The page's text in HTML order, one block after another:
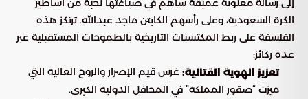
إلى رسالة معنوية عميقة ساهم في صياغتها نخبة من أساطير
الكرة السعودية، وعلى رأسهم الكابتن ماجد عبدالله. ترتكز هذه
الفلسفة على ربط المكتسبات التاريخية بالطموحات المستقبلية عبر
عدة ركائز:
تعزيز الهوية القتالية: غرس قيم الإصرار والروح العالية التي
ميزت “صقور المملكة” في المحافل الدولية الكبرى.